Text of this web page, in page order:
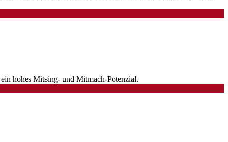
hohes Mitsing- und Mitmach-Potenzial.